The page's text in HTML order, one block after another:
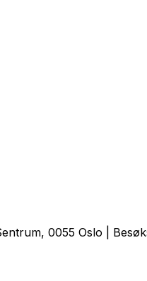
0055 Oslo |